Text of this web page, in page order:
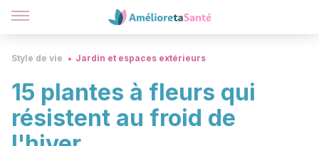
Style de vie Jardin et espaces extérieurs
15 plantes à fleurs qui
résistent au froid de